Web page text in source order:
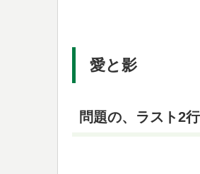
愛と影
問題の、ラスト2